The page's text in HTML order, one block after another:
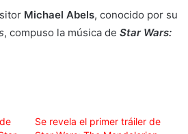
Michael Abels, conocido por su
, compuso la música de Star Wars:
Se revela el primer tráiler de